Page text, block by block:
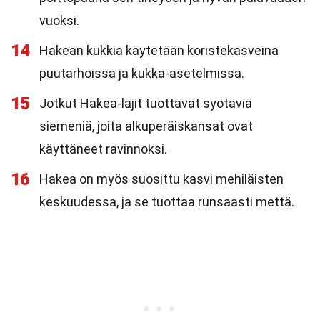
vuoksi.
14
Hakean kukkia käytetään koristekasveina
puutarhoissa ja kukka-asetelmissa.
15
Jotkut Hakea-lajit tuottavat syötäviä
siemeniä, joita alkuperäiskansat ovat
käyttäneet ravinnoksi.
16
Hakea on myös suosittu kasvi mehiläisten
keskuudessa, ja se tuottaa runsaasti mettä.